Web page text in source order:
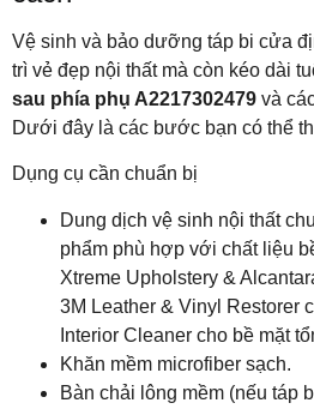
Vệ sinh và bảo dưỡng táp bi cửa
trì vẻ đẹp nội thất mà còn kéo dài
sau phía phụ A2217302479 và
Dưới đây là các bước bạn có thể
Dụng cụ cần chuẩn bị
Dung dịch vệ sinh nội thất
phẩm phù hợp với chất liệu
Xtreme Upholstery &
3M Leather & Vinyl Restorer
Interior Cleaner cho bề mặt
Khăn mềm microfiber sạch.
Bàn chải lông mềm (nếu táp